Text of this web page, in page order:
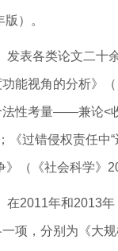
）。
表各类论文二十
能视角的分析》
法性考量——兼论<
《过错侵权责任中
》（《社会科学》
2011年和2013年
项，分别为《大